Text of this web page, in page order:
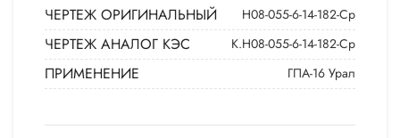
ЧЕРТЕЖ ОРИГИНАЛЬНЫЙ Н08-055-6-14-182-Ср
ЧЕРТЕЖ АНАЛОГ КЭС К.Н08-055-6-14-182-Ср
ПРИМЕНЕНИЕ ГПА-16 Урал